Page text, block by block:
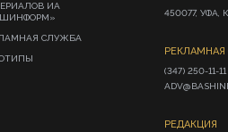
ИА
СЛУЖБА
450077, УФА,
(347) 250-11-11
РЕДАКЦИЯ